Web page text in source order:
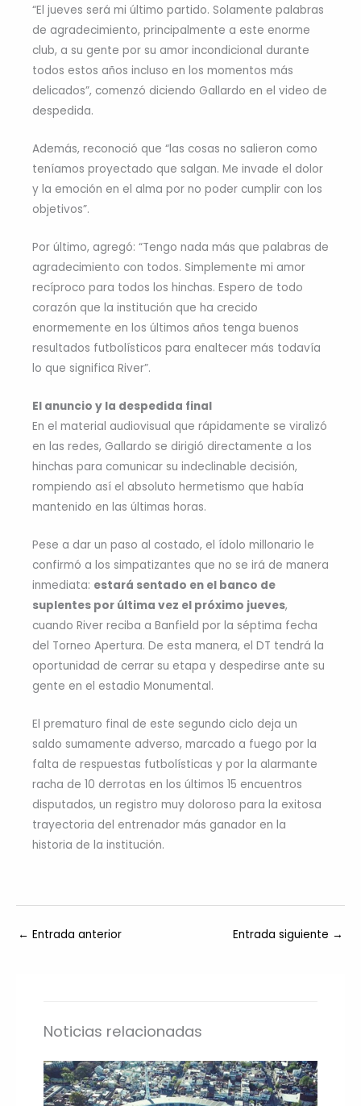
“El jueves será mi último partido. Solamente palabras
de agradecimiento, principalmente a este enorme
club, a su gente por su amor incondicional durante
todos estos años incluso en los momentos más
delicados”, comenzó diciendo Gallardo en el video de
despedida.
Además, reconoció que “las cosas no salieron como
teníamos proyectado que salgan. Me invade el dolor
y la emoción en el alma por no poder cumplir con los
objetivos”.
Por último, agregó: “Tengo nada más que palabras de
agradecimiento con todos. Simplemente mi amor
recíproco para todos los hinchas. Espero de todo
corazón que la institución que ha crecido
enormemente en los últimos años tenga buenos
resultados futbolísticos para enaltecer más todavía
lo que significa River”.
El anuncio y la despedida final
En el material audiovisual que rápidamente se viralizó
en las redes, Gallardo se dirigió directamente a los
hinchas para comunicar su indeclinable decisión,
rompiendo así el absoluto hermetismo que había
mantenido en las últimas horas.
Pese a dar un paso al costado, el ídolo millonario le
confirmó a los simpatizantes que no se irá de manera
inmediata: estará sentado en el banco de
suplentes por última vez el próximo jueves,
cuando River reciba a Banfield por la séptima fecha
del Torneo Apertura. De esta manera, el DT tendrá la
oportunidad de cerrar su etapa y despedirse ante su
gente en el estadio Monumental.
El prematuro final de este segundo ciclo deja un
saldo sumamente adverso, marcado a fuego por la
falta de respuestas futbolísticas y por la alarmante
racha de 10 derrotas en los últimos 15 encuentros
disputados, un registro muy doloroso para la exitosa
trayectoria del entrenador más ganador en la
historia de la institución.
← Entrada anterior Entrada siguiente →
Noticias relacionadas